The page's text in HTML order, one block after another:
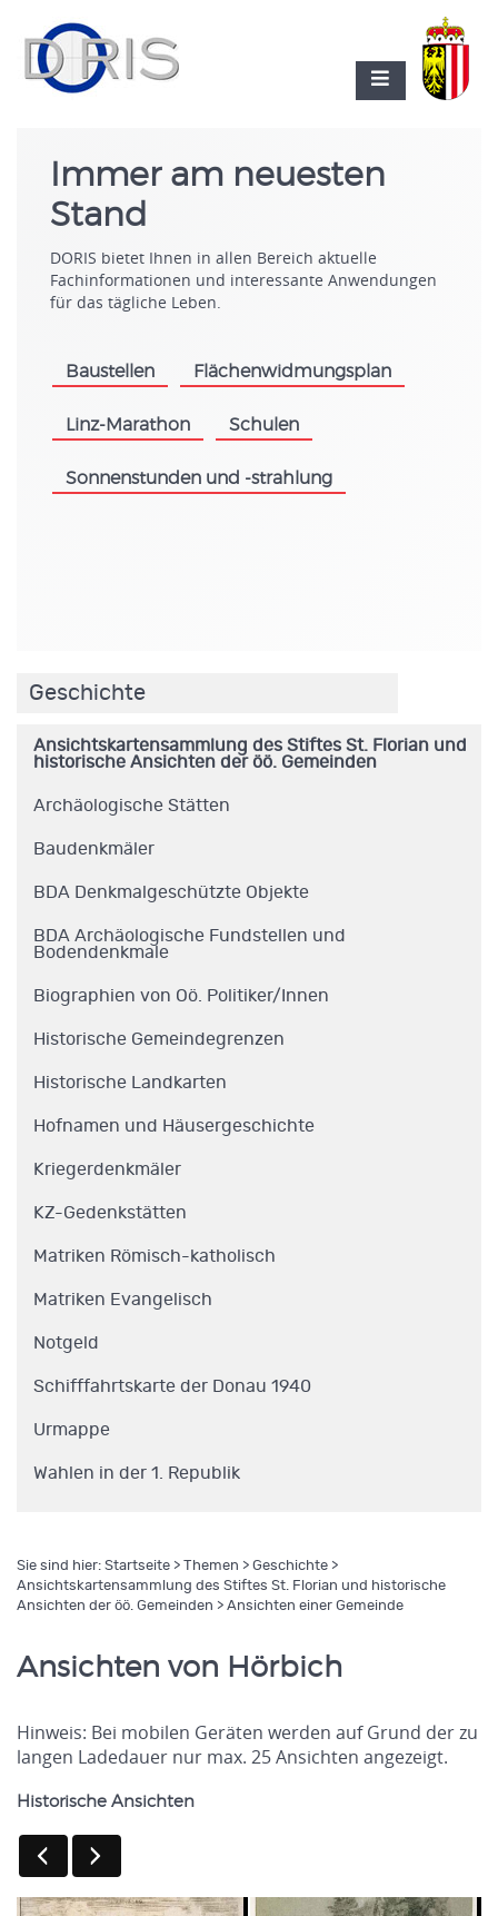
Immer am neuesten
Stand
DORIS bietet Ihnen in allen Bereich aktuelle
Fachinformationen und interessante Anwendungen
für das tägliche Leben.
Baustellen Flächenwidmungsplan
Linz-Marathon Schulen
Sonnenstunden und -strahlung
Geschichte
Ansichtskartensammlung des Stiftes St. Florian und
historische Ansichten der öö. Gemeinden
Archäologische Stätten
Baudenkmäler
BDA Denkmalgeschützte Objekte
BDA Archäologische Fundstellen und
Bodendenkmale
Biographien von Oö. Politiker/Innen
Historische Gemeindegrenzen
Historische Landkarten
Hofnamen und Häusergeschichte
Kriegerdenkmäler
KZ-Gedenkstätten
Matriken Römisch-katholisch
Matriken Evangelisch
Notgeld
Schifffahrtskarte der Donau 1940
Urmappe
Wahlen in der 1. Republik
Sie sind hier: Startseite > Themen > Geschichte >
Ansichtskartensammlung des Stiftes St. Florian und historische
Ansichten der öö. Gemeinden > Ansichten einer Gemeinde
Ansichten von Hörbich
Hinweis: Bei mobilen Geräten werden auf Grund der zu
langen Ladedauer nur max. 25 Ansichten angezeigt.
Historische Ansichten